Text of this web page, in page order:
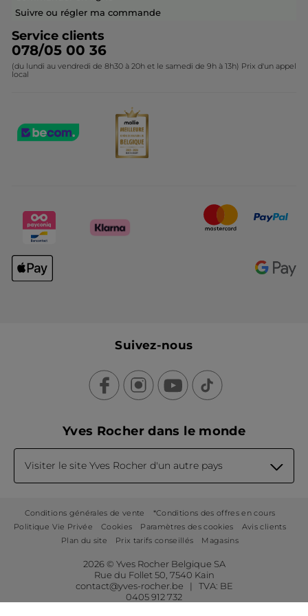
Contactez-nous
Suivre ou régler ma commande
Service clients
078/05 00 36
(du lundi au vendredi de 8h30 à 20h et le samedi de 9h à 13h) Prix d'un appel
local
Suivez-nous
Yves Rocher dans le monde
Visiter le site Yves Rocher d'un autre pays
Conditions générales de vente
*Conditions des offres en cours
Politique Vie Privée
Cookies Paramètres des cookies
Avis clients
Plan du site
Prix tarifs conseillés Magasins
2026 © Yves Rocher Belgique SA
Rue du Follet 50, 7540 Kain
contact@yves-rocher.be | TVA: BE
0405 912 732